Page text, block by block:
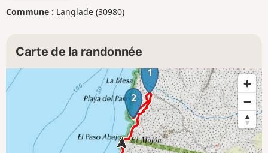
Commune : Langlade (30980)
Carte de la randonnée
1
2